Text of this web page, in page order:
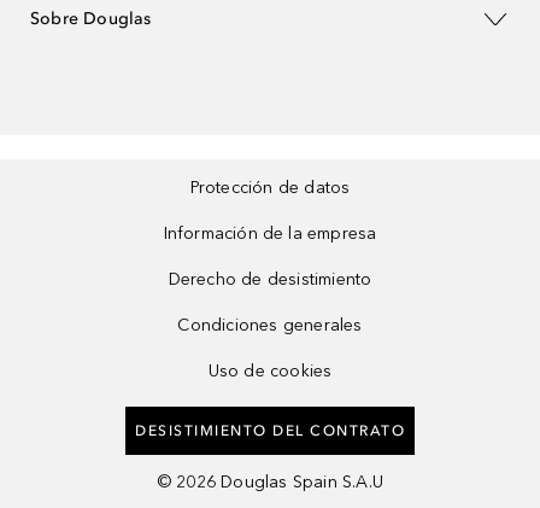
Sobre Douglas
Protección de datos
Información de la empresa
Derecho de desistimiento
Condiciones generales
Uso de cookies
DESISTIMIENTO DEL CONTRATO
© 2026 Douglas Spain S.A.U